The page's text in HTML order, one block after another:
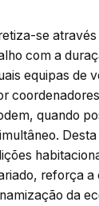
se
com a
equipas de
quando
reforça a
da